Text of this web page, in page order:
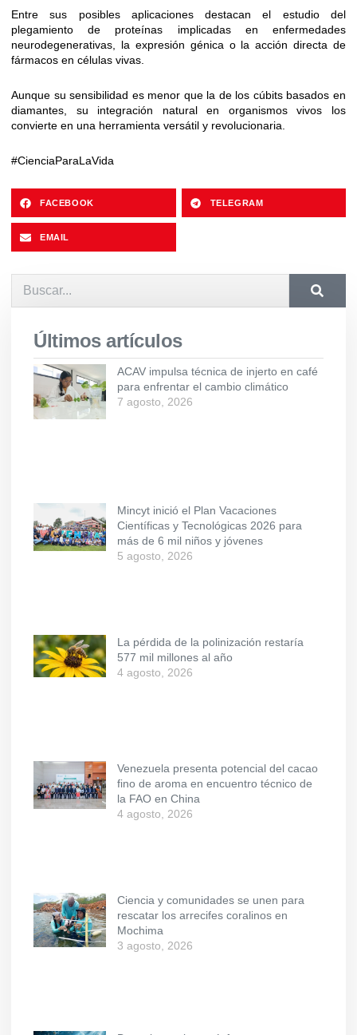
Entre sus posibles aplicaciones destacan el estudio del
plegamiento de proteínas implicadas en enfermedades
neurodegenerativas, la expresión génica o la acción directa de
fármacos en células vivas.
Aunque su sensibilidad es menor que la de los cúbits basados en
diamantes, su integración natural en organismos vivos los
convierte en una herramienta versátil y revolucionaria.
#CienciaParaLaVida
FACEBOOK TELEGRAM
EMAIL
Últimos artículos
ACAV impulsa técnica de injerto en café
para enfrentar el cambio climático
7 agosto, 2026
Mincyt inició el Plan Vacaciones
Científicas y Tecnológicas 2026 para
más de 6 mil niños y jóvenes
5 agosto, 2026
La pérdida de la polinización restaría
577 mil millones al año
4 agosto, 2026
Venezuela presenta potencial del cacao
fino de aroma en encuentro técnico de
la FAO en China
4 agosto, 2026
Ciencia y comunidades se unen para
rescatar los arrecifes coralinos en
Mochima
3 agosto, 2026